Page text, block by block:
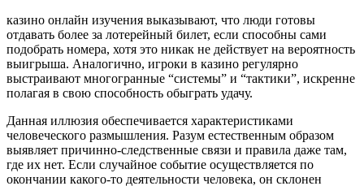
казино онлайн изучения выказывают, что люди готовы
отдавать более за лотерейный билет, если способны сами
подобрать номера, хотя это никак не действует на вероятность
выигрыша. Аналогично, игроки в казино регулярно
выстраивают многогранные “системы” и “тактики”, искренне
полагая в свою способность обыграть удачу.
Данная иллюзия обеспечивается характеристиками
человеческого размышления. Разум естественным образом
выявляет причинно-следственные связи и правила даже там,
где их нет. Если случайное событие осуществляется по
окончании какого-то деятельности человека, он склонен